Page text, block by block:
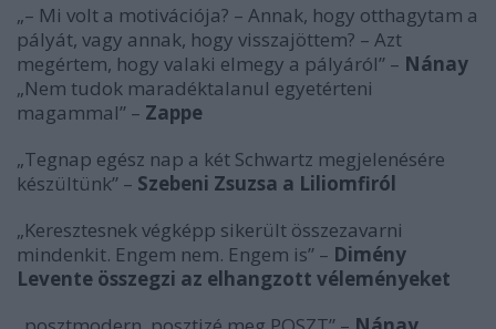
„– Mi volt a motivációja? – Annak, hogy otthagytam a
pályát, vagy annak, hogy visszajöttem? – Azt
megértem, hogy valaki elmegy a pályáról” – Nánay
„Nem tudok maradéktalanul egyetérteni
magammal” – Zappe
„Tegnap egész nap a két Schwartz megjelenésére
készültünk” – Szebeni Zsuzsa a Liliomfiról
„Keresztesnek végképp sikerült összezavarni
mindenkit. Engem nem. Engem is” – Dimény
Levente összegzi az elhangzott véleményeket